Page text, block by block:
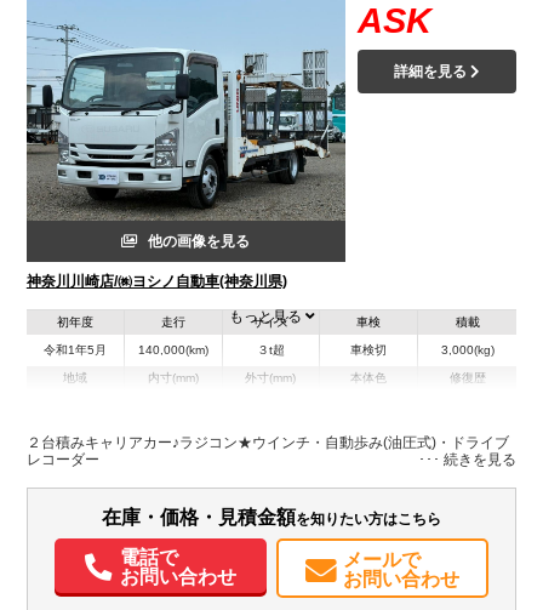
他の画像を見る
神奈川川崎店/㈱ヨシノ自動車(神奈川県)
ASK
詳細を見る
初年度
令和1年5月
走行
140,000(km)
サイズ
３t超
車検
車検切
積載
3,000(kg)
地域 内寸(mm) 外寸(mm) 本体色 修復歴
パワステ パワーウィンドウ エアバッグ
電動格納ミラー
ETC メンテナンスノート（保証書）
もっと見る
２台積みキャリアカー♪ラジコン★ウインチ・自動歩み(油圧式)・ドライブ
レコーダー
在庫・価格・見積金額を知りたい方はこちら
電話で
お問い合わせ
メールで
お問い合わせ